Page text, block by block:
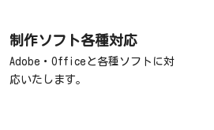
制作ソフト各種対応
Adobe・Officeと各種ソフトに対
応いたします。